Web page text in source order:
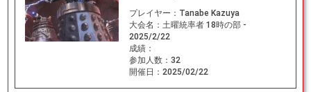
プレイヤー： Tanabe Kazuya
大会名： 土曜統率者 18時の部 -
2025/2/22
成績：
参加人数： 32
開催日： 2025/02/22